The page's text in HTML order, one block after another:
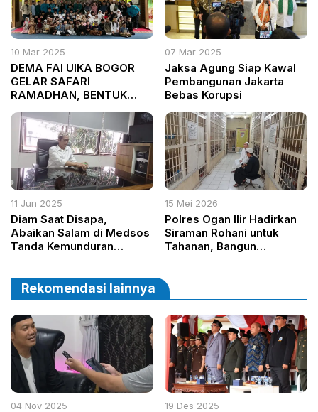
10 Mar 2025
DEMA FAI UIKA BOGOR
GELAR SAFARI
RAMADHAN, BENTUK
MAHASISWA KEPADA
MASYARAKAT
07 Mar 2025
Jaksa Agung Siap Kawal
Pembangunan Jakarta
Bebas Korupsi
11 Jun 2025
Diam Saat Disapa,
Abaikan Salam di Medsos
Tanda Kemunduran
15 Mei 2026
Polres Ogan Ilir Hadirkan
Siraman Rohani untuk
Tahanan, Bangun
Rekomendasi lainnya
04 Nov 2025 19 Des 2025